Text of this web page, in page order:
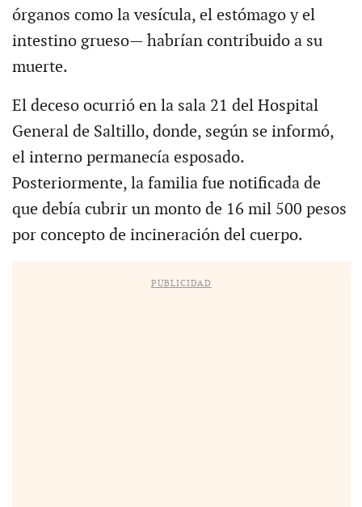
órganos como la vesícula, el estómago y el
intestino grueso— habrían contribuido a su
muerte.
El deceso ocurrió en la sala 21 del Hospital
General de Saltillo, donde, según se informó,
el interno permanecía esposado.
Posteriormente, la familia fue notificada de
que debía cubrir un monto de 16 mil 500 pesos
por concepto de incineración del cuerpo.
PUBLICIDAD